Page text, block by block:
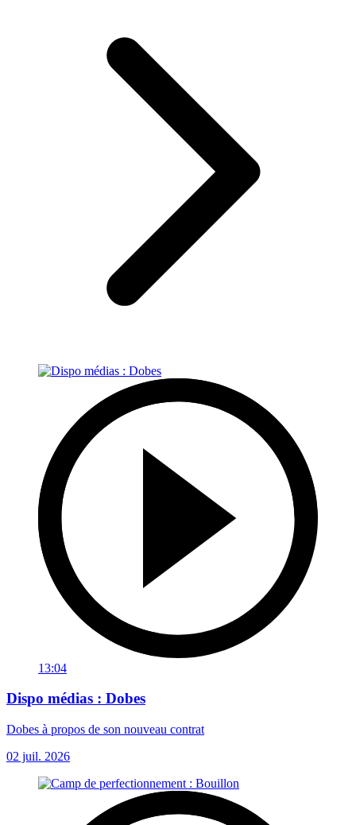
13:04
Dispo médias : Dobes
Dobes à propos de son nouveau contrat
02 juil. 2026